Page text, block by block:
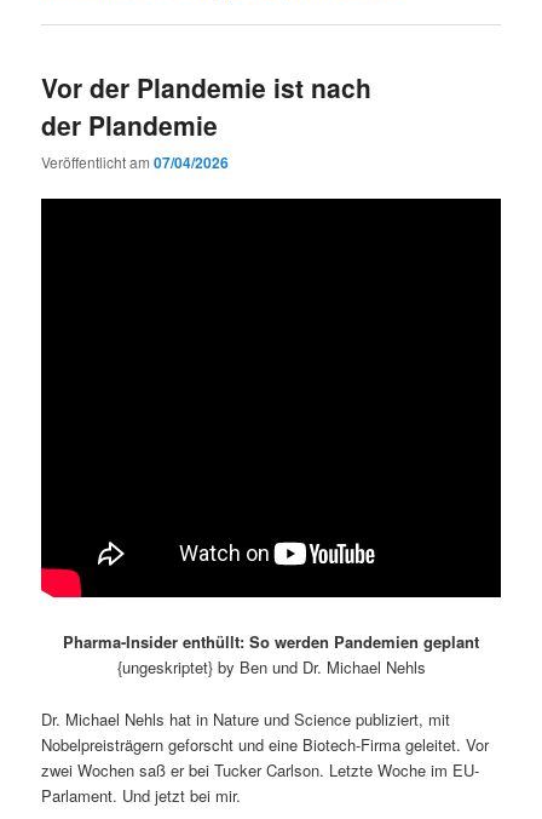
Vor der Plandemie ist nach
der Plandemie
Veröffentlicht am07/04/2026
Pharma-Insider enthüllt: So werden Pandemien geplant
{ungeskriptet} by Ben und Dr. Michael Nehls
Dr. Michael Nehls hat in Nature und Science publiziert, mit
Nobelpreisträgern geforscht und eine Biotech-Firma geleitet. Vor
zwei Wochen saß er bei Tucker Carlson. Letzte Woche im EU-
Parlament. Und jetzt bei mir.